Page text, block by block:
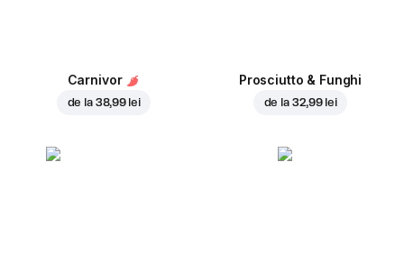
Carnivor
de la 38,99 lei
Prosciutto & Funghi
de la 32,99 lei